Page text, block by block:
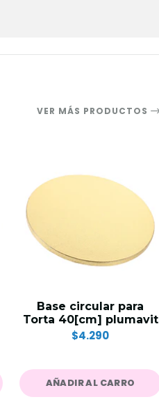
VER MÁS PRODUCTOS
Base circular para
Torta 40[cm] plumavit
$4.290
AÑADIR AL CARRO